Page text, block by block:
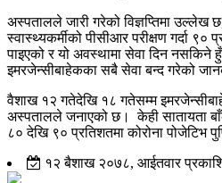
अस्पतालले जारी गरेको विज्ञप्तिमा उल्लेख
स्वास्थ्यकर्मीको पीसीआर परीक्षण गर्दा ९०
पाइएको र यो अवस्थामा सेवा दिन नसकिने
इमरजेन्सीबाहेकका सबै सेवा बन्द गरेको
वैशाख १२ गतेदेखि १८ गतेसम्म
अस्पतालले जनाएको छ। केही सातायता
८० देखि ९० प्रतिशतमा कोरोना पोजेटिभ
१२ बैशाख २०७८, आईतवार